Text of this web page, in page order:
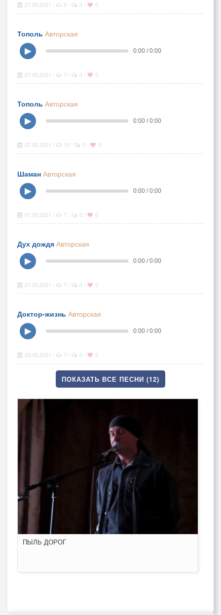
07.05.2021 9 0 0
Тополь Авторская
▶
0:00 / 0:00
07.05.2021 7 0 0
Тополь Авторская
▶
0:00 / 0:00
07.05.2021 10 0 0
Шаман Авторская
▶
0:00 / 0:00
07.05.2021 7 0 0
Дух дождя Авторская
▶
0:00 / 0:00
07.05.2021 7 0 0
Доктор-жизнь Авторская
▶
0:00 / 0:00
05.05.2021 7 0 0
ПОКАЗАТЬ ВСЕ ПЕСНИ (12)
ПЫЛЬ ДОРОГ